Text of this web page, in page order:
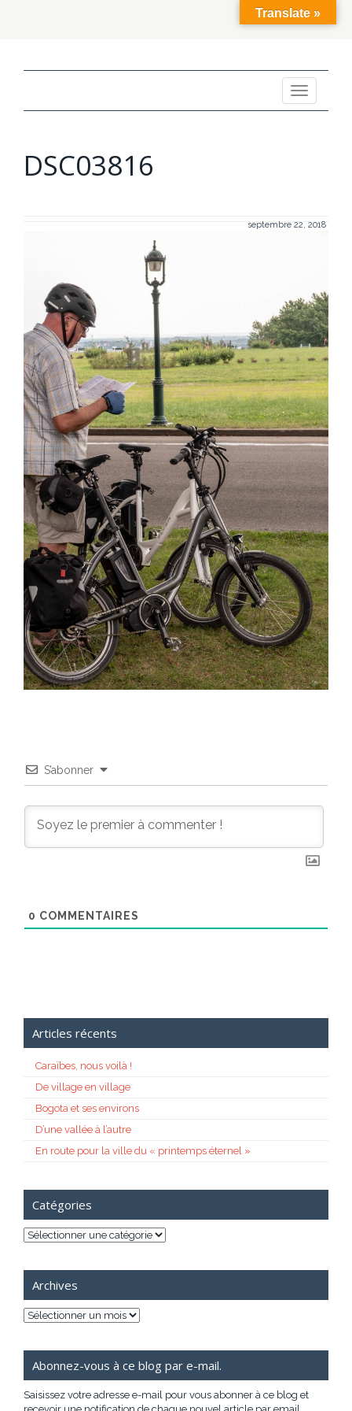
Toggle
navigation
DSC03816
septembre 22, 2018
S’abonner
0 COMMENTAIRES
Articles récents
Caraïbes, nous voilà !
De village en village
Bogota et ses environs
D’une vallée à l’autre
En route pour la ville du « printemps éternel »
Catégories
Catégories
Archives
Archives
Abonnez-vous à ce blog par e-mail.
Saisissez votre adresse e-mail pour vous abonner à ce blog et
Translate »